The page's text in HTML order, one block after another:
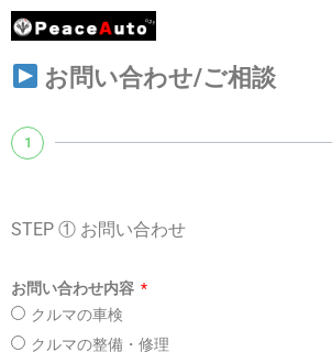
お問い合わせ/ご相談
1
STEP ① お問い合わせ
お問い合わせ内容
クルマの車検
クルマの整備・修理